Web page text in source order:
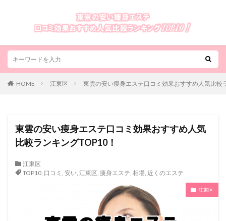
HOME 江東区 東雲の安い痩身エステ口コミ効果おすすめ人気比較
東雲の安い痩身エステ口コミ効果おすすめ人気
比較ランキングTOP10！
江東区
TOP10, 口コミ , 安い, 江東区, 痩身エステ, 相場, 近くのエステ
江東区